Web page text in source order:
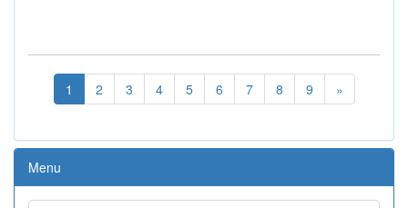
1 2 3 4 5 6 7 8 9 »
Menu